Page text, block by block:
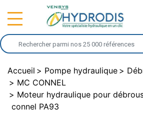
Accueil Pompe hydraulique
MC CONNEL
Moteur hydraulique pour
connel PA93